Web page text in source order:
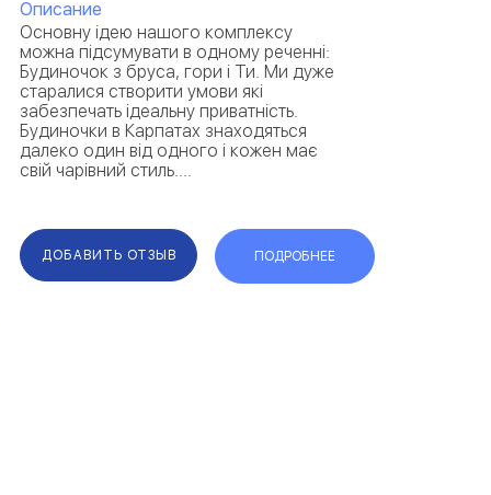
Описание
Основну ідею нашого комплексу
можна підсумувати в одному реченні:
Будиночок з бруса, гори і Ти. Ми дуже
старалися створити умови які
забезпечать ідеальну приватність.
Будиночки в Карпатах знаходяться
далеко один від одного і кожен має
свій чарівний стиль....
ДОБАВИТЬ ОТЗЫВ ПОДРОБНЕЕ